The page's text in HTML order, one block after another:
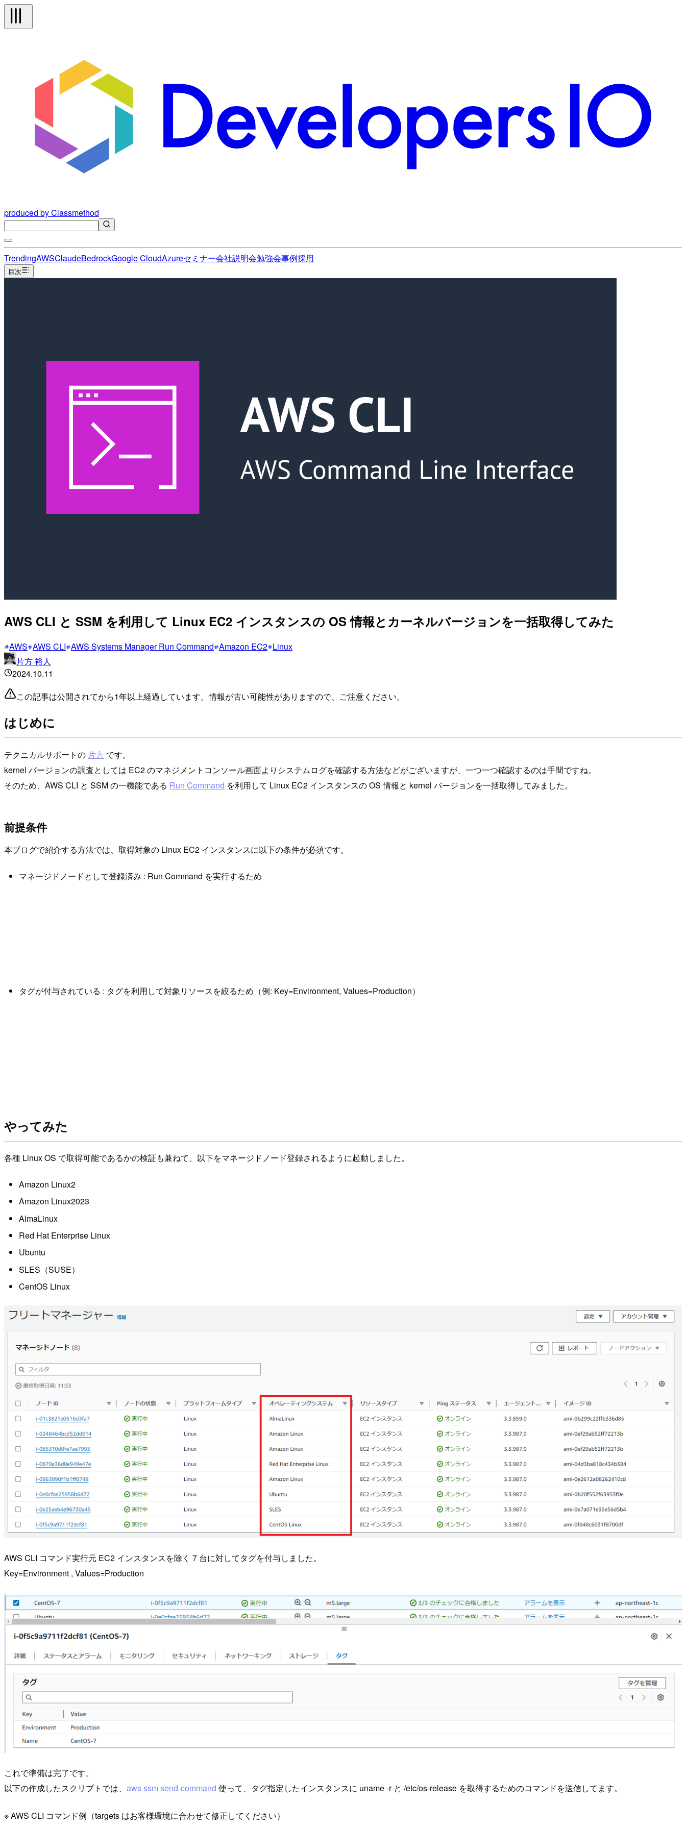
produced by Classmethod
TrendingAWSClaudeBedrockGoogle CloudAzureセミナー会社説明会勉強会事例採用
目次
AWS CLI と SSM を利用して Linux EC2 インスタンスの OS 情報とカーネルバージョンを一括取得してみた
AWS AWS CLI AWS Systems Manager Run Command Amazon EC2 Linux
片方 裕人
2024.10.11
この記事は公開されてから1年以上経過しています。情報が古い可能性がありますので、ご注意ください。
はじめに
テクニカルサポートの 片方 です。
kernel バージョンの調査としては EC2 のマネジメントコンソール画面よりシステムログを確認する方法などがございますが、一つ一つ確認するのは手間ですね。
そのため、AWS CLI と SSM の一機能である Run Command を利用して Linux EC2 インスタンスの OS 情報と kernel バージョンを一括取得してみました。
前提条件
本ブログで紹介する方法では、取得対象の Linux EC2 インスタンスに以下の条件が必須です。
マネージドノードとして登録済み : Run Command を実行するため
タグが付与されている : タグを利用して対象リソースを絞るため（例: Key=Environment, Values=Production）
やってみた
各種 Linux OS で取得可能であるかの検証も兼ねて、以下をマネージドノード登録されるように起動しました。
Amazon Linux2
Amazon Linux2023
AlmaLinux
Red Hat Enterprise Linux
Ubuntu
SLES（SUSE）
CentOS Linux
AWS CLI コマンド実行元 EC2 インスタンスを除く 7 台に対してタグを付与しました。
Key=Environment , Values=Production
これで準備は完了です。
以下の作成したスクリプトでは、 aws ssm send-command 使って、タグ指定したインスタンスに uname -r と /etc/os-release を取得するためのコマンドを送信してます。
※ AWS CLI コマンド例（targets はお客様環境に合わせて修正してください）